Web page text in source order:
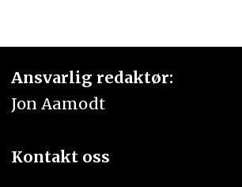
Ansvarlig redaktør:
Jon Aamodt
Kontakt oss